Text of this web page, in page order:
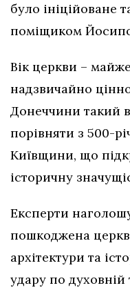
було ініційоване
поміщиком
Вік церкви –
надзвичайно
Донеччини такий
порівняти з 500-
Київщини, що
історичну
Експерти
пошкоджена
архітектури та
удару по духовній